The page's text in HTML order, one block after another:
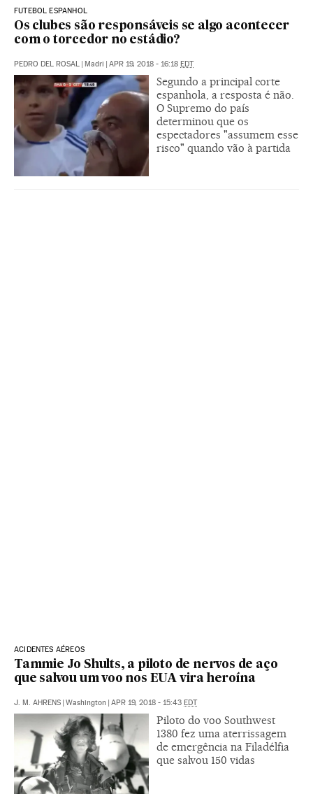
FUTEBOL ESPANHOL
Os clubes são responsáveis se algo acontecer
com o torcedor no estádio?
PEDRO DEL ROSAL | Madri | APR 19, 2018 - 16:18 EDT
Segundo a principal corte
espanhola, a resposta é não.
O Supremo do país
determinou que os
espectadores "assumem esse
risco" quando vão à partida
ACIDENTES AÉREOS
Tammie Jo Shults, a piloto de nervos de aço
que salvou um voo nos EUA vira heroína
J. M. AHRENS | Washington | APR 19, 2018 - 15:43 EDT
Piloto do voo Southwest
1380 fez uma aterrissagem
de emergência na Filadélfia
que salvou 150 vidas